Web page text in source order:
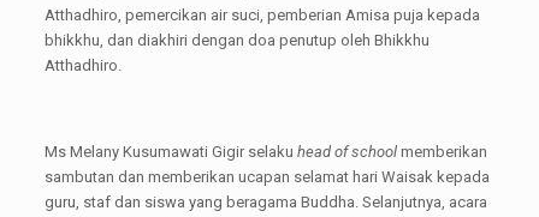
Atthadhiro, pemercikan air suci, pemberian Amisa puja kepada
bhikkhu, dan diakhiri dengan doa penutup oleh Bhikkhu
Atthadhiro.
Ms Melany Kusumawati Gigir selaku head of schoolmemberikan
sambutan dan memberikan ucapan selamat hari Waisak kepada
guru, staf dan siswa yang beragama Buddha. Selanjutnya, acara